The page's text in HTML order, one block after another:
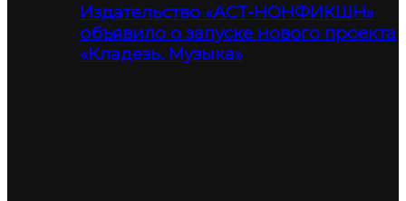
Издательство «АСТ-НОНФИКШН»
объявило о запуске нового проекта
«Кладезь. Музыка»